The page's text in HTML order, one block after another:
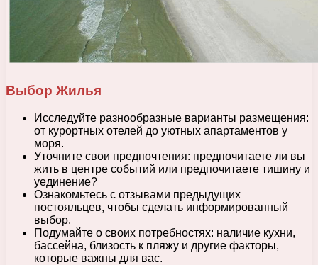
Выбор Жилья
Исследуйте разнообразные варианты размещения:
от курортных отелей до уютных апартаментов у
моря.
Уточните свои предпочтения: предпочитаете ли вы
жить в центре событий или предпочитаете тишину и
уединение?
Ознакомьтесь с отзывами предыдущих
постояльцев, чтобы сделать информированный
выбор.
Подумайте о своих потребностях: наличие кухни,
бассейна, близость к пляжу и другие факторы,
которые важны для вас.